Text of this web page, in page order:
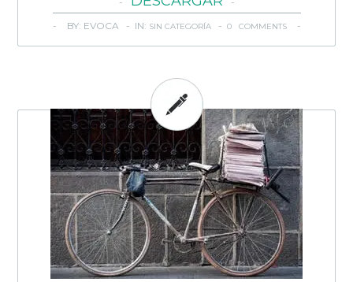
BY: EVOCA - IN: SIN CATEGORÍA- 0 COMMENTS